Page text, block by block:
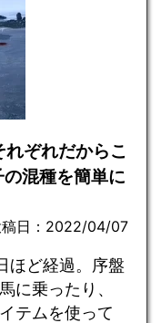
ぞれだからこ
混種を簡単に
日：2022/04/07
ほど経過。序盤
に乗ったり、
テムを使って